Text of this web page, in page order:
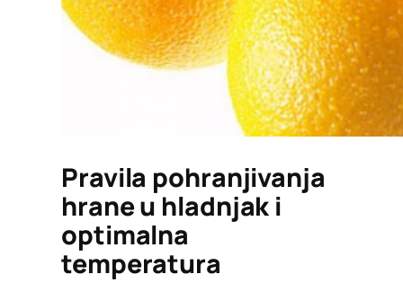
Pravila pohranjivanja
hrane u hladnjak i
optimalna
temperatura